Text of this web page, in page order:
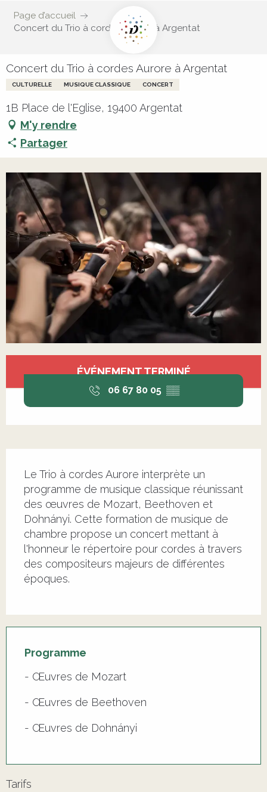
Page d’accueil
Concert du Trio à cordes Aurore à Argentat
Concert du Trio à cordes Aurore à Argentat
CULTURELLE MUSIQUE CLASSIQUE CONCERT
1B Place de l'Eglise, 19400 Argentat
M'y rendre
Partager
ÉVÉNEMENT TERMINÉ
06 67 80 05 ▒▒
Le Trio à cordes Aurore interprète un
programme de musique classique réunissant
des œuvres de Mozart, Beethoven et
Dohnányi. Cette formation de musique de
chambre propose un concert mettant à
l'honneur le répertoire pour cordes à travers
des compositeurs majeurs de différentes
époques.
Programme
- Œuvres de Mozart
- Œuvres de Beethoven
- Œuvres de Dohnányi
Tarifs